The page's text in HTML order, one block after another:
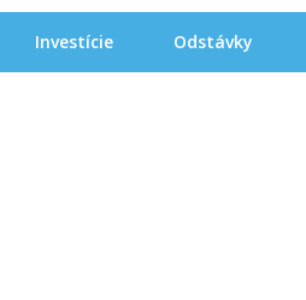
Investície Odstávky